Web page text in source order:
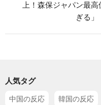
上！森保ジャパン最
ぎる」
人気タグ
中国の反応 韓国の反応